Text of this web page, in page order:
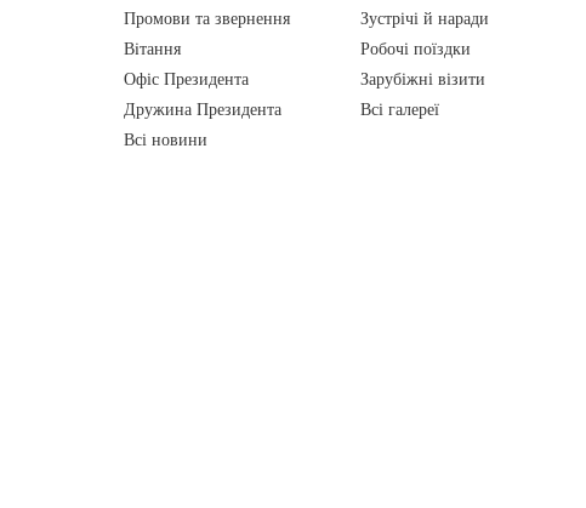
Промови та звернення
Вiтання
Офіс Президента
Дружина Президента
Всі новини
Зустрічі й наради
Робочі поїздки
Зарубіжні візити
Всі галереї